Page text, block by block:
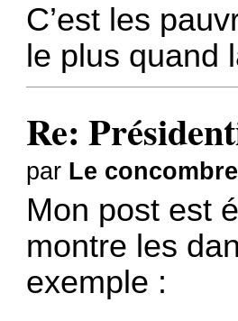
C’est les
le plus quand
Re:
par Le
Mon post est
montre les
exemple :